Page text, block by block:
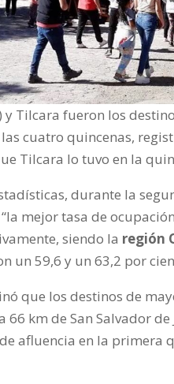
Tilcara fueron los
cuatro quincenas,
Tilcara lo tuvo en la
durante la
mejor tasa de
siendo la región
un 59,6 y un 63,2 por
que los destinos de
66 km de San Salvador
afluencia en la primera